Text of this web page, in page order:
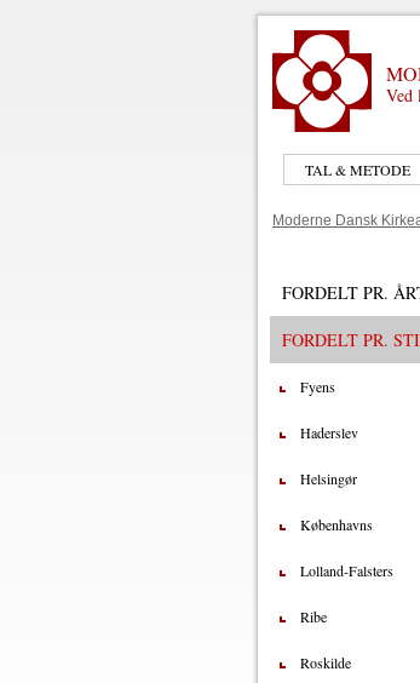
Ved
TAL & METODE
Moderne Dansk
FORDELT PR.
FORDELT PR.
Fyens
Haderslev
Helsingør
Københavns
Lolland-Falsters
Ribe
Roskilde